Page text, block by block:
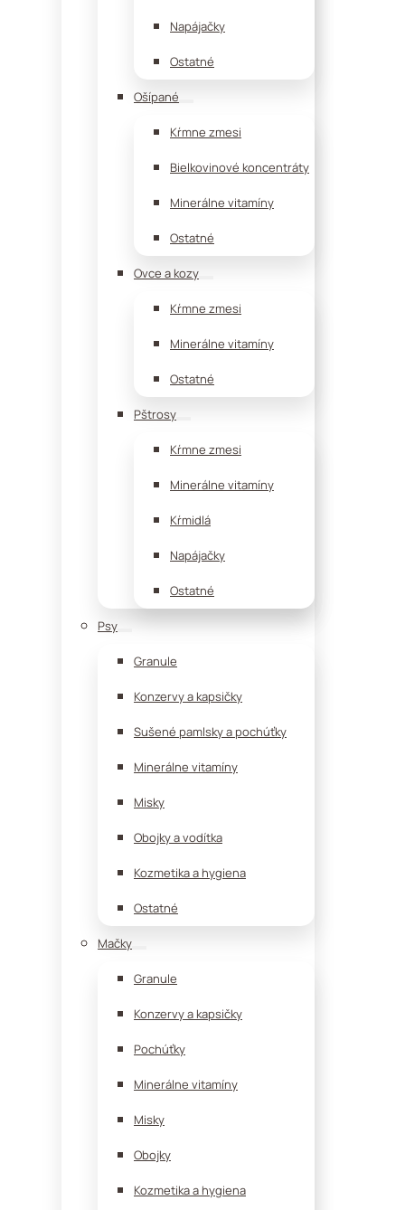
Napájačky
Ostatné
Ošípané
Kŕmne zmesi
Bielkovinové koncentráty
Minerálne vitamíny
Ostatné
Ovce a kozy
Kŕmne zmesi
Minerálne vitamíny
Ostatné
Pštrosy
Kŕmne zmesi
Minerálne vitamíny
Kŕmidlá
Napájačky
Ostatné
Psy
Granule
Konzervy a kapsičky
Sušené pamlsky a pochúťky
Minerálne vitamíny
Misky
Obojky a vodítka
Kozmetika a hygiena
Ostatné
Mačky
Granule
Konzervy a kapsičky
Pochúťky
Minerálne vitamíny
Misky
Obojky
Kozmetika a hygiena